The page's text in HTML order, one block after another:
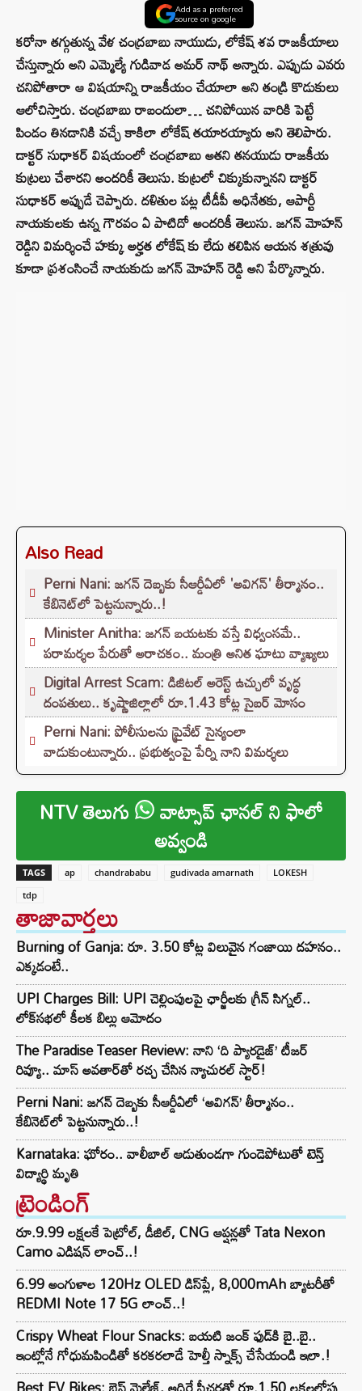
Add as a preferred
source on google
కరోనా తగ్గుతున్న వేళ చంద్రబాబు నాయుడు, లోకేష్ శవ రాజకీయాలు
చేస్తున్నారు అని ఎమ్మెల్యే గుడివాడ అమర్ నాథ్ అన్నారు. ఎప్పుడు ఎవరు
చనిపోతారా ఆ విషయాన్ని రాజకీయం చేయాలా అని తండ్రి కొడుకులు
ఆలోచిస్తారు. చంద్రబాబు రాబందులా… చనిపోయిన వారికి పెట్టే
పిండం తినడానికి వచ్చే కాకిలా లోకేష్ తయారయ్యారు అని తెలిపారు.
డాక్టర్ సుధాకర్ విషయంలో చంద్రబాబు అతని తనయుడు రాజకీయ
కుట్రలు చేశారని అందరికీ తెలుసు. కుట్రలో చిక్కుకున్నానని డాక్టర్
సుధాకర్ అప్పుడే చెప్పారు. దళితుల పట్ల టీడీపీ అధినేతకు, ఆపార్టీ
నాయకులకు ఉన్న గౌరవం ఏ పాటిదో అందరికీ తెలుసు. జగన్ మోహన్
రెడ్డిని విమర్శించే హక్కు అర్హత లోకేష్ కు లేదు తలిపిన ఆయన శత్రువు
కూడా ప్రశంసించే నాయకుడు జగన్ మోహన్ రెడ్డి అని పేర్కొన్నారు.
Also Read
Perni Nani: జగన్‌ దెబ్బకు సీఆర్డీఏలో 'అవిగన్‌' తీర్మానం..
కేబినెట్‌లో పెట్టనున్నారు..!
Minister Anitha: జగన్ బయటకు వస్తే విధ్వంసమే..
పరామర్శల పేరుతో అరాచకం.. మంత్రి అనిత ఘాటు వ్యాఖ్యలు
Digital Arrest Scam: డిజిటల్ అరెస్ట్ ఉచ్చులో వృద్ధ
దంపతులు.. కృష్ణాజిల్లాలో రూ.1.43 కోట్ల సైబర్ మోసం
Perni Nani: పోలీసులను ప్రైవేట్ సైన్యంలా
వాడుకుంటున్నారు.. ప్రభుత్వంపై పేర్ని నాని విమర్శలు
NTV తెలుగు వాట్సాప్ ఛానల్ ని ఫాలో
అవ్వండి
TAGS ap chandrababu gudivada amarnath
LOKESH
tdp
తాజావార్తలు
Burning of Ganja: రూ. 3.50 కోట్ల విలువైన గంజాయి దహనం..
ఎక్కడంటే..
UPI Charges Bill: UPI చెల్లింపులపై ఛార్జీలకు గ్రీన్ సిగ్నల్..
లోక్‌సభలో కీలక బిల్లు ఆమోదం
The Paradise Teaser Review: నాని ‘ది ప్యారడైజ్’ టీజర్
రివ్యూ.. మాస్ అవతార్‌తో రచ్చ చేసిన న్యాచురల్ స్టార్!
Perni Nani: జగన్‌ దెబ్బకు సీఆర్డీఏలో ‘అవిగన్‌’ తీర్మానం..
కేబినెట్‌లో పెట్టనున్నారు..!
Karnataka: ఘోరం.. వాలీబాల్ ఆడుతుండగా గుండెపోటుతో టెన్త్
విద్యార్థి మృతి
ట్రెండింగ్‌
రూ.9.99 లక్షలకే పెట్రోల్, డీజిల్, CNG ఆప్షన్లతో Tata Nexon
Camo ఎడిషన్ లాంచ్..!
6.99 అంగుళాల 120Hz OLED డిస్‌ప్లే, 8,000mAh బ్యాటరీతో
REDMI Note 17 5G లాంచ్..!
Crispy Wheat Flour Snacks: బయటి జంక్ ఫుడ్‌కి బై..బై..
ఇంట్లోనే గోధుమపిండితో కరకరలాడే హెల్తీ స్నాక్స్ చేసేయండి ఇలా.!